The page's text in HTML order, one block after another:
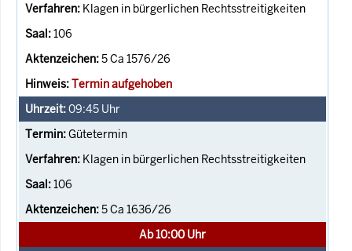
Klagen in bürgerlichen Rechtsstreitigkeiten
106
5 Ca 1576/26
Termin aufgehoben
09:45 Uhr
Gütetermin
Klagen in bürgerlichen Rechtsstreitigkeiten
106
5 Ca 1636/26
Ab 10:00 Uhr